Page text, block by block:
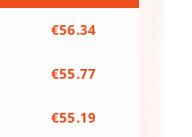
€56.34
€55.77
€55.19